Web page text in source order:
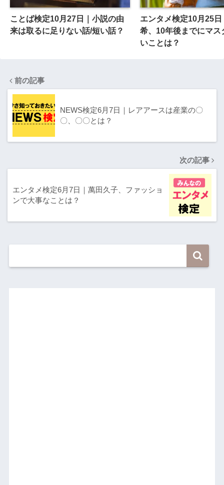
ことば検定10月27日｜小説の由
来は取るに足りない話/短い話？
エンタメ検定10月25
希、10年後までにマス
いことは？
前の記事
NEWS検定6月7日｜レアアースは産業の〇
〇、〇〇とは？
次の記事
エンタメ検定6月7日｜萬田久子、ファッショ
ンで大事なことは？